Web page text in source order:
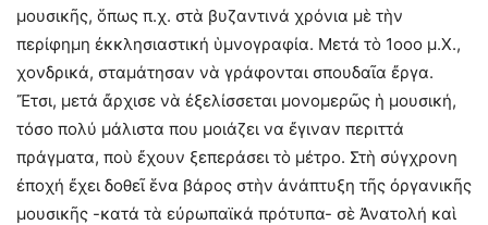
μουσικῆς, ὅπως π.χ. στὰ βυζαντινά χρόνια μὲ τὴν
περίφημη ἐκκλησιαστική ὑμνογραφία. Μετά τὸ 1οοο μ.Χ.,
χονδρικά, σταμάτησαν νὰ γράφονται σπουδαῖα ἔργα.
Ἔτσι, μετά ἄρχισε νὰ ἐξελίσσεται μονομερῶς ἡ μουσική,
τόσο πολύ μάλιστα που μοιάζει να ἔγιναν περιττά
πράγματα, ποὺ ἔχουν ξεπεράσει τὸ μέτρο. Στὴ σύγχρονη
ἐποχή ἔχει δοθεῖ ἕνα βάρος στὴν ἀνάπτυξη τῆς ὀργανικῆς
μουσικῆς -κατά τὰ εὐρωπαϊκά πρότυπα- σὲ Ἀνατολή καὶ